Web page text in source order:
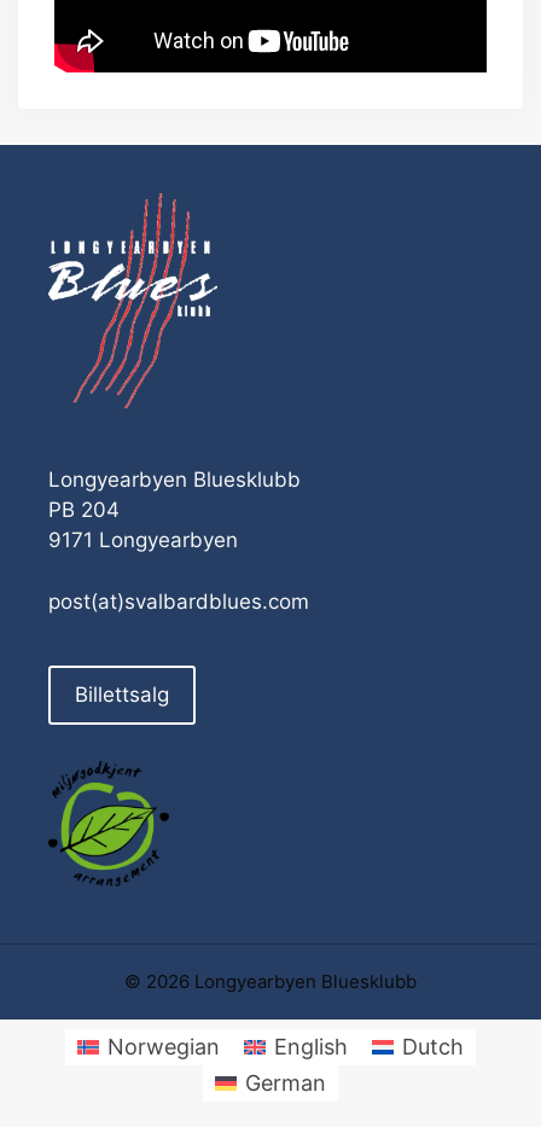
Longyearbyen Bluesklubb
PB 204
9171 Longyearbyen
post(at)svalbardblues.com
Billettsalg
© 2026 Longyearbyen Bluesklubb
Norwegian English
Dutch
German